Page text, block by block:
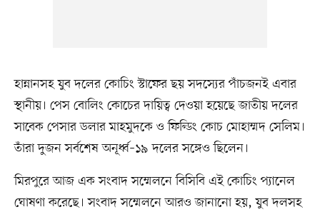
হান্নানসহ যুব দলের কোচিং স্টাফের ছয় সদস্যের পাঁচজনই এবার
স্থানীয়। পেস বোলিং কোচের দায়িত্ব দেওয়া হয়েছে জাতীয় দলের
সাবেক পেসার ডলার মাহমুদকে ও ফিল্ডিং কোচ মোহাম্মদ সেলিম।
তাঁরা দুজন সর্বশেষ অনূর্ধ্ব–১৯ দলের সঙ্গেও ছিলেন।
মিরপুরে আজ এক সংবাদ সম্মেলনে বিসিবি এই কোচিং প্যানেল
ঘোষণা করেছে। সংবাদ সম্মেলনে আরও জানানো হয়, যুব দলসহ